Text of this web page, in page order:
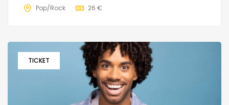
Pop/Rock
26 €
TICKET